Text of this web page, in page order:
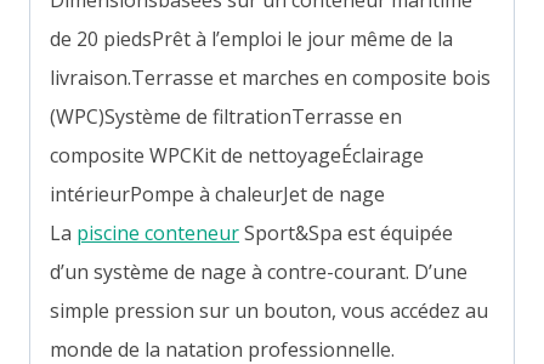
de 20 piedsPrêt à l’emploi le jour même de la
livraison.Terrasse et marches en composite bois
(WPC)Système de filtrationTerrasse en
composite WPCKit de nettoyageÉclairage
intérieurPompe à chaleurJet de nage
La piscine conteneurSport&Spa est équipée
d’un système de nage à contre-courant. D’une
simple pression sur un bouton, vous accédez au
monde de la natation professionnelle.